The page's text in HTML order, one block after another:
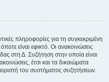
πληροφορίες για τη συγκεκριμένη
είναι εφικτό. Οι ανακοινώσεις
στη Δ. Συζήτηση στην οποία είναι
έτσι και τα δικαιώματα
του συστήματος συζητήσεων.